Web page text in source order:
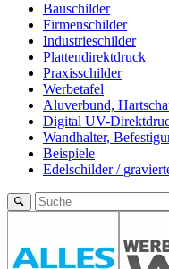
Bauschilder
Firmenschilder
Industrieschilder
Plattendirektdruck
Praxisschilder
Werbetafel
Aluverbund,
Digital UV-
Wandhalter,
Beispiele
Edelschilder /